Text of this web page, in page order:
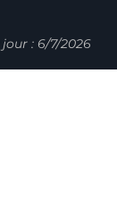
jour : 6/7/2026